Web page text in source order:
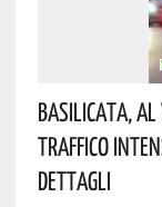
Basilicata, Al
Traffico
Dettagli